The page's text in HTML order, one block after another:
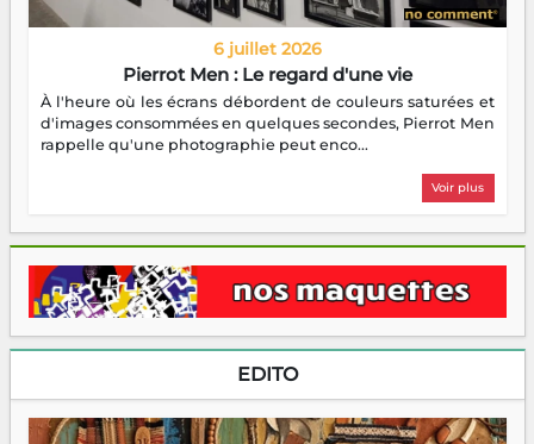
6 juillet 2026
Pierrot Men : Le regard d'une vie
À l'heure où les écrans débordent de couleurs saturées et
d'images consommées en quelques secondes, Pierrot Men
rappelle qu'une photographie peut enco...
Voir plus
EDITO